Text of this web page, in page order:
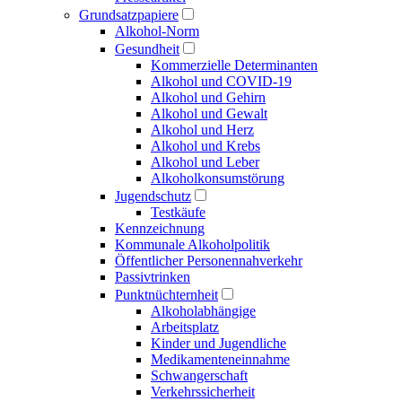
Grundsatzpapiere
Alkohol-Norm
Gesundheit
Kommerzielle Determinanten
Alkohol und COVID-19
Alkohol und Gehirn
Alkohol und Gewalt
Alkohol und Herz
Alkohol und Krebs
Alkohol und Leber
Alkoholkonsumstörung
Jugendschutz
Testkäufe
Kennzeichnung
Kommunale Alkoholpolitik
Öffentlicher Personen­nahverkehr
Passivtrinken
Punkt­nüchternheit
Alkohol­abhängige
Arbeitsplatz
Kinder und Jugendliche
Medikamenten­einnahme
Schwangerschaft
Verkehrs­sicherheit